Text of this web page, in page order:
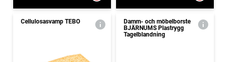
Cellulosasvamp TEBO
Damm- och möbelborste
BJÄRNUMS Plastrygg
Tagelblandning